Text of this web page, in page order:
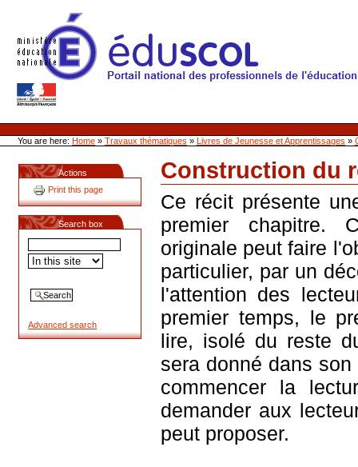
Site Web de l'ONL
Sections
Personal
toolsYou are here:Home » Travaux thématiques »Livres de Jeunesse et Apprentissages »
Actions
Print this page
Search box
Advanced search
Construction du
Document
Actions
Ce récit présente
premier chapitre.
originale peut faire
particulier, par un
l'attention des
premier temps, le
lire, isolé du reste
sera donné dans
commencer la
demander aux
peut proposer.